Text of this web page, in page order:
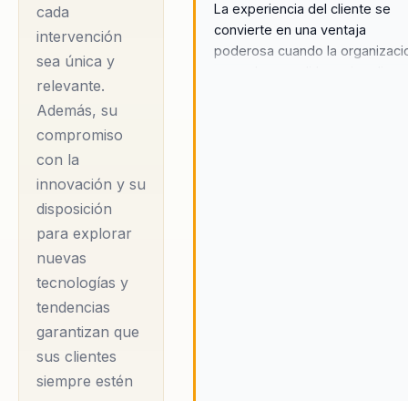
ventaja competitiva
medible, integrando
la inteligencia
artificial y la
disrupción
tecnológica en sus
estrategias. Además,
su capacidad para
inspirar y formar
líderes que
entienden al cliente y
actúan con datos ha
sido clave para
construir culturas
sostenibles en las
cada
intervención
sea única y
relevante.
Además, su
compromiso
con la
innovación y su
disposición
para explorar
nuevas
tecnologías y
tendencias
garantizan que
sus clientes
siempre estén
La experiencia del cliente se
convierte en una ventaja
poderosa cuando la